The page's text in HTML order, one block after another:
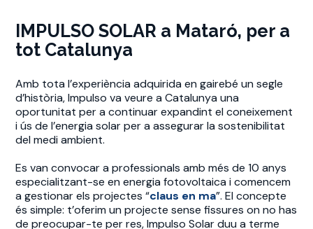
IMPULSO SOLAR a Mataró, per a
tot Catalunya
Amb tota l’experiència adquirida en gairebé un segle
d’història, Impulso va veure a Catalunya una
oportunitat per a continuar expandint el coneixement
i ús de l’energia solar per a assegurar la sostenibilitat
del medi ambient.
Es van convocar a professionals amb més de 10 anys
especialitzant-se en energia fotovoltaica i comencem
a gestionar els projectes “claus en ma”. El concepte
és simple: t’oferim un projecte sense fissures on no has
de preocupar-te per res, Impulso Solar duu a terme